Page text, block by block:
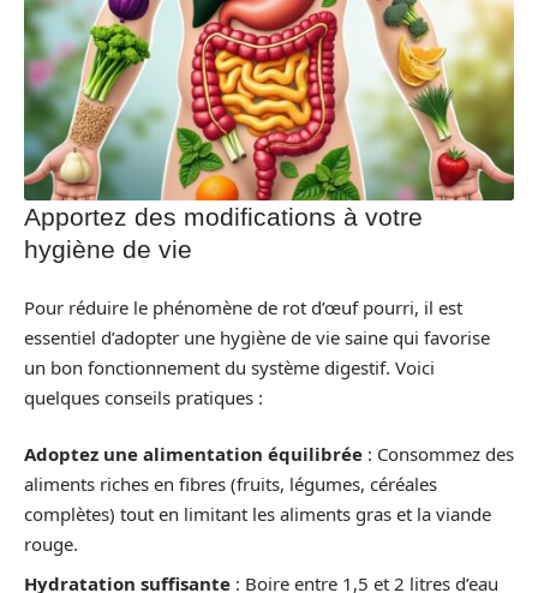
Apportez des modifications à votre
hygiène de vie
Pour réduire le phénomène de rot d’œuf pourri, il est
essentiel d’adopter une hygiène de vie saine qui favorise
un bon fonctionnement du système digestif. Voici
quelques conseils pratiques :
Adoptez une alimentation équilibrée : Consommez des
aliments riches en fibres (fruits, légumes, céréales
complètes) tout en limitant les aliments gras et la viande
rouge.
Hydratation suffisante : Boire entre 1,5 et 2 litres d’eau